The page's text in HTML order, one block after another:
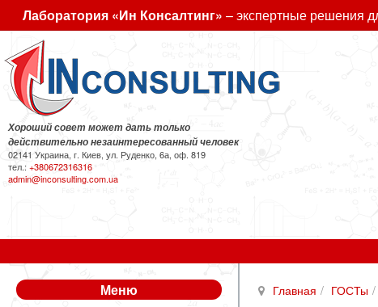
Лаборатория «Ин Консалтинг» – экспертные решения
Хороший совет может дать только
действительно незаинтересованный человек
02141 Украина, г. Киев, ул. Руденко, 6а, оф. 819
тел.:+380672316316
admin@inconsulting.com.ua
Главная ГОСТы
Меню